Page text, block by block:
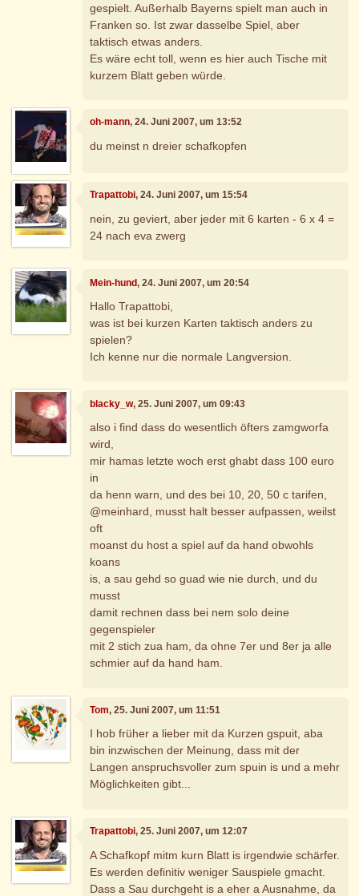
gespielt. Außerhalb Bayerns spielt man auch in
Franken so. Ist zwar dasselbe Spiel, aber
taktisch etwas anders.
Es wäre echt toll, wenn es hier auch Tische mit
kurzem Blatt geben würde.
oh-mann, 24. Juni 2007, um 13:52
du meinst n dreier schafkopfen
Trapattobi, 24. Juni 2007, um 15:54
nein, zu geviert, aber jeder mit 6 karten - 6 x 4 =
24 nach eva zwerg
Mein-hund, 24. Juni 2007, um 20:54
Hallo Trapattobi,
was ist bei kurzen Karten taktisch anders zu
spielen?
Ich kenne nur die normale Langversion.
blacky_w, 25. Juni 2007, um 09:43
also i find dass do wesentlich öfters zamgworfa
wird,
mir hamas letzte woch erst ghabt dass 100 euro
in
da henn warn, und des bei 10, 20, 50 c tarifen,
@meinhard, musst halt besser aufpassen, weilst
oft
moanst du host a spiel auf da hand obwohls
koans
is, a sau gehd so guad wie nie durch, und du
musst
damit rechnen dass bei nem solo deine
gegenspieler
mit 2 stich zua ham, da ohne 7er und 8er ja alle
schmier auf da hand ham.
Tom, 25. Juni 2007, um 11:51
I hob früher a lieber mit da Kurzen gspuit, aba
bin inzwischen der Meinung, dass mit der
Langen anspruchsvoller zum spuin is und a mehr
Möglichkeiten gibt...
Trapattobi, 25. Juni 2007, um 12:07
A Schafkopf mitm kurn Blatt is irgendwie schärfer.
Es werden definitiv weniger Sauspiele gmacht.
Dass a Sau durchgeht is a eher a Ausnahme, da